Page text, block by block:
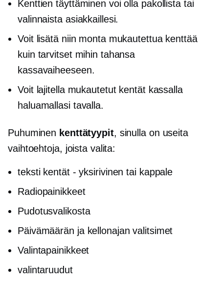
Kenttien täyttäminen voi olla pakollista tai
valinnaista asiakkaillesi.
Voit lisätä niin monta mukautettua kenttää
kuin tarvitset mihin tahansa
kassavaiheeseen.
Voit lajitella mukautetut kentät kassalla
haluamallasi tavalla.
Puhuminen kenttätyypit, sinulla on useita
vaihtoehtoja, joista valita:
teksti kentät - yksirivinen tai kappale
Radiopainikkeet
Pudotusvalikosta
Päivämäärän ja kellonajan valitsimet
Valintapainikkeet
valintaruudut